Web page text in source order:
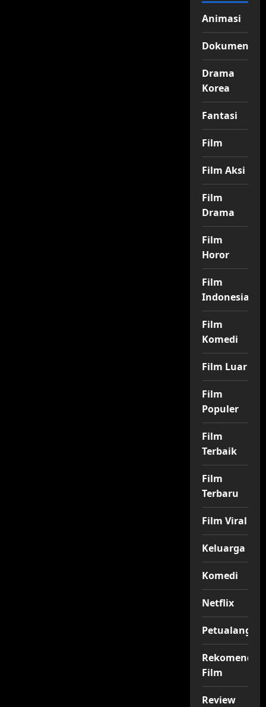
Animasi
Dokumenter
Drama
Korea
Fantasi
Film
Film Aksi
Film
Drama
Film
Horor
Film
Indonesia
Film
Komedi
Film Luar
Film
Populer
Film
Terbaik
Film
Terbaru
Film Viral
Keluarga
Komedi
Netflix
Petualangan
Rekomendasi
Film
Review